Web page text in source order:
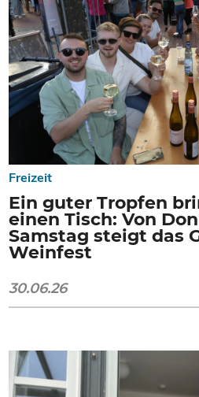
Freizeit
Ein guter Tropfen
einen Tisch: Von
Samstag steigt das
Weinfest
30.06.26